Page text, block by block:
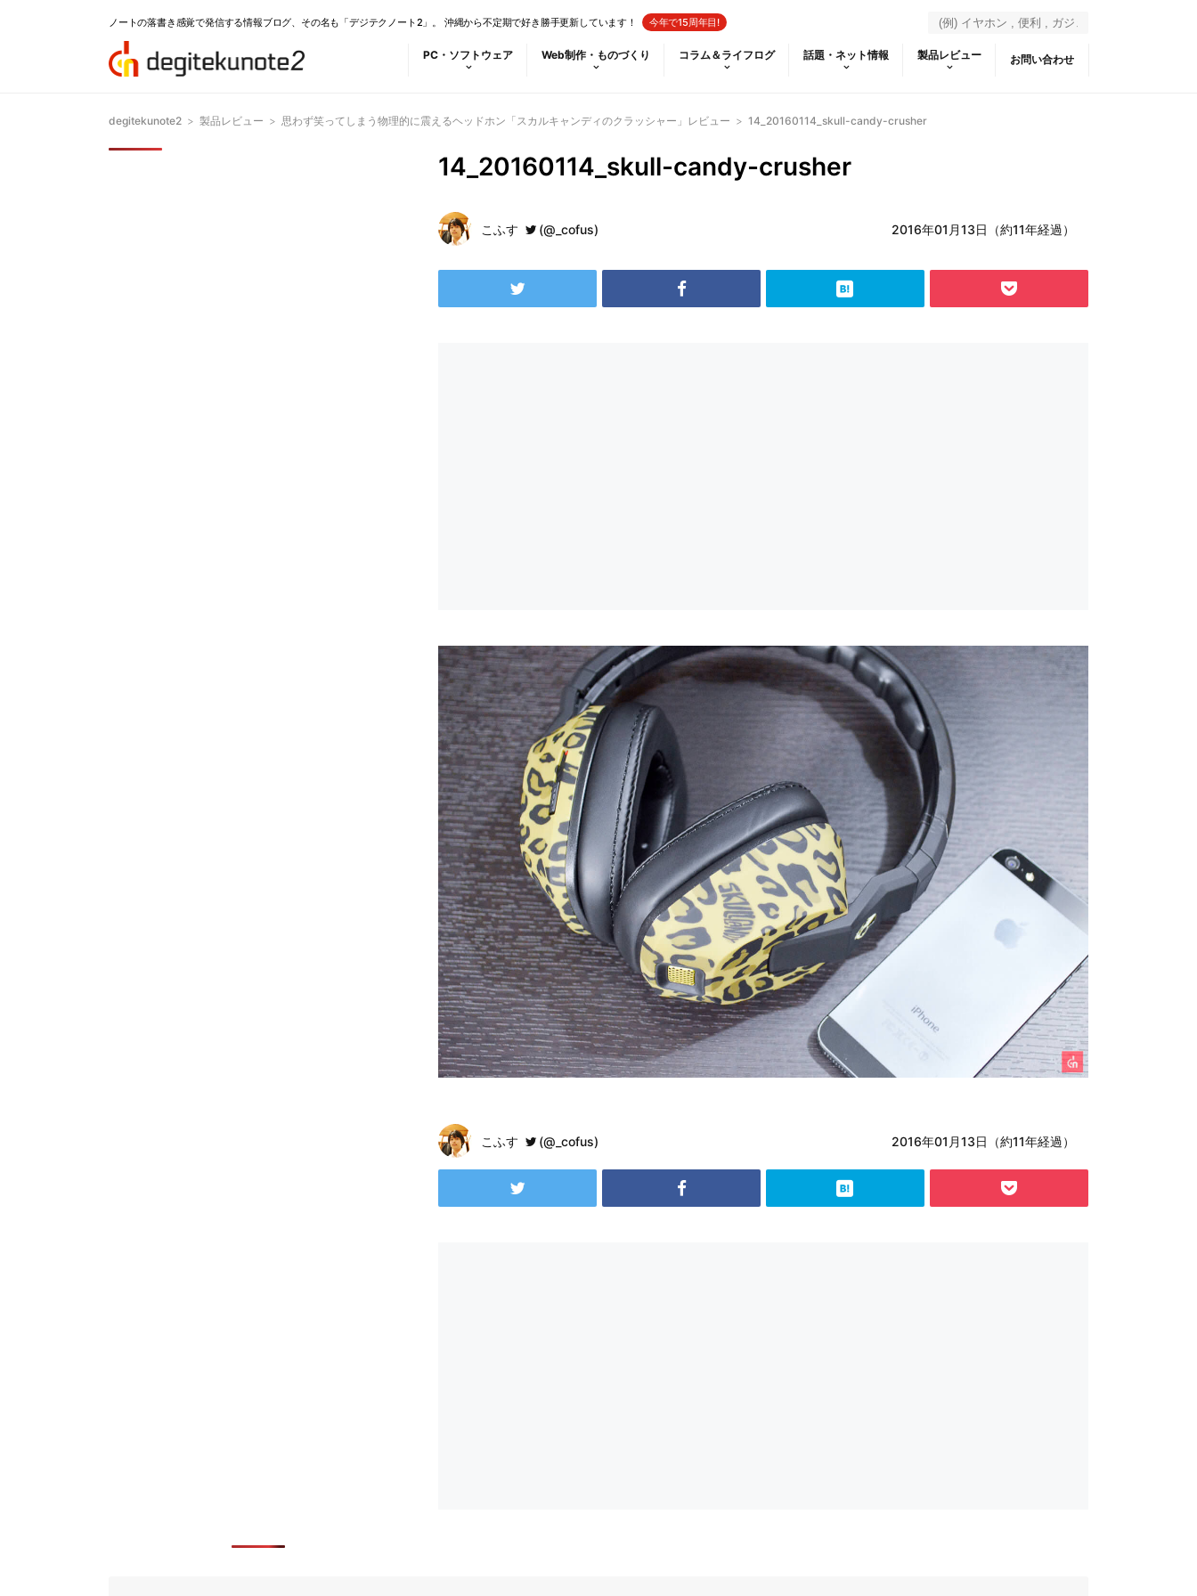
ノートの落書き感覚で発信する情報ブログ、その名も「デジテクノート2」。 沖縄から不定期で好き勝手更新しています！ 今年で15周年目!
PC・ソフトウェア Web制作・ものづくり コラム＆ライフログ 話題・ネット情報 製品レビュー お問い合わせ
degitekunote2 > 製品レビュー > 思わず笑ってしまう物理的に震えるヘッドホン「スカルキャンディのクラッシャー」レビュー > 14_20160114_skull-candy-crusher
14_20160114_skull-candy-crusher
こふす (@_cofus) 2016年01月13日（約11年経過）
こふす (@_cofus) 2016年01月13日（約11年経過）